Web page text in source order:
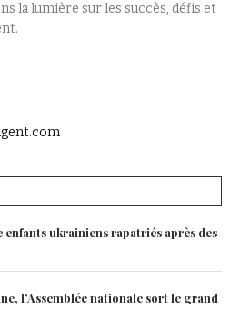
la lumière sur les succès, défis et
enfants ukrainiens rapatriés après des
l’Assemblée nationale sort le grand